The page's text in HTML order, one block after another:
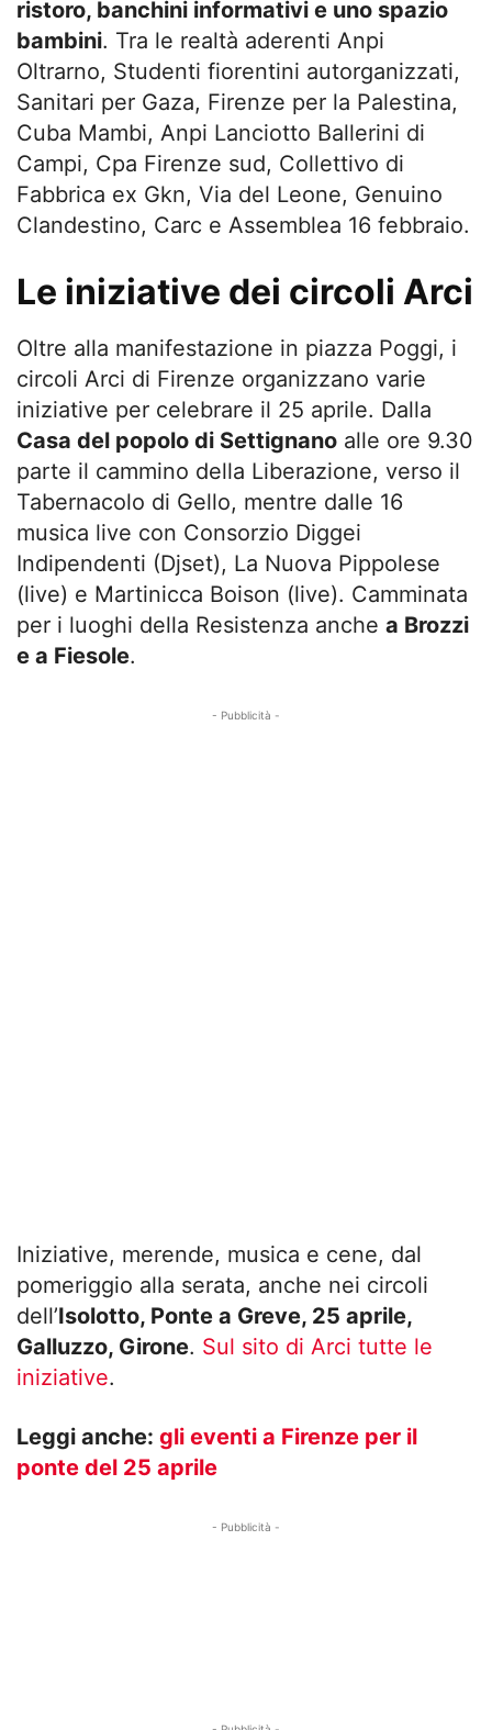
ristoro, banchini informativi e uno spazio
bambini. Tra le realtà aderenti Anpi
Oltrarno, Studenti fiorentini autorganizzati,
Sanitari per Gaza, Firenze per la Palestina,
Cuba Mambi, Anpi Lanciotto Ballerini di
Campi, Cpa Firenze sud, Collettivo di
Fabbrica ex Gkn, Via del Leone, Genuino
Clandestino, Carc e Assemblea 16 febbraio.
Le iniziative dei circoli Arci
Oltre alla manifestazione in piazza Poggi, i
circoli Arci di Firenze organizzano varie
iniziative per celebrare il 25 aprile. Dalla
Casa del popolo di Settignano alle ore 9.30
parte il cammino della Liberazione, verso il
Tabernacolo di Gello, mentre dalle 16
musica live con Consorzio Diggei
Indipendenti (Djset), La Nuova Pippolese
(live) e Martinicca Boison (live). Camminata
per i luoghi della Resistenza anche a Brozzi
e a Fiesole.
- Pubblicità -
Iniziative, merende, musica e cene, dal
pomeriggio alla serata, anche nei circoli
dell’Isolotto, Ponte a Greve, 25 aprile,
Galluzzo, Girone. Sul sito di Arci tutte le
iniziative.
Leggi anche: gli eventi a Firenze per il
ponte del 25 aprile
- Pubblicità -